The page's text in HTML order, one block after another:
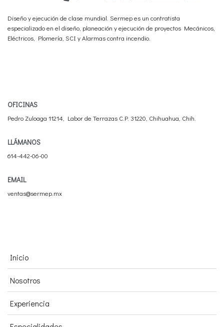
Diseño y ejecución de clase mundial. Sermep es un contratista
especializado en el diseño, planeación y ejecución de proyectos Mecánicos,
Eléctricos, Plomería, SCI y Alarmas contra incendio.
OFICINAS
Pedro Zuloaga 11214, Labor de Terrazas C.P. 31220, Chihuahua, Chih.
LLÁMANOS
614-442-06-00
EMAIL
ventas@sermep.mx
Inicio
Nosotros
Experiencia